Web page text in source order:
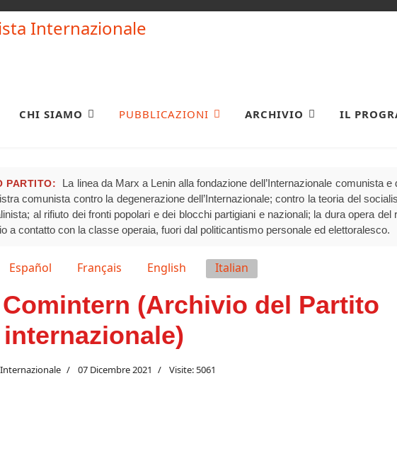
CHI SIAMO PUBBLICAZIONI ARCHIVIO IL
PARTITO:
La linea da Marx a Lenin alla fondazione dell’Internazionale comunista
comunista contro la degenerazione dell’Internazionale; contro la teoria del
al rifiuto dei fronti popolari e dei blocchi partigiani e nazionali; la dura opera del
a contatto con la classe operaia, fuori dal politicantismo personale ed elettoralesco.
Español Français English Italian
(Archivio del Partito
07 Dicembre 2021 Visite: 5061